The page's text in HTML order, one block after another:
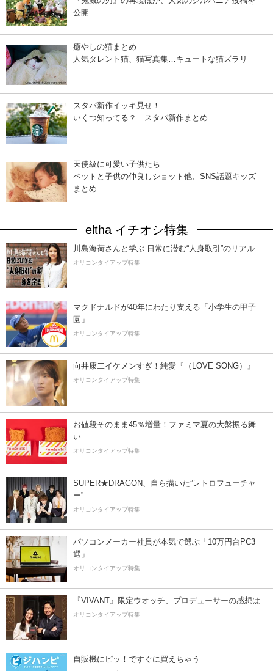
公開
癒やしの猫まとめ
人気タレント猫、猫写真集…キュートな猫ズラリ
スタバ新作イッキ見せ！
いくつ知ってる？ スタバ新作まとめ
天使級に可愛い子供たち
ペットと子供の仲良しショット他、SNS話題キッズ
まとめ
eltha イチオシ特集
川島海荷さんと学ぶ 日常に潜む“人身取引”のリアル
オリコンタイアップ特集
マクドナルドが40年にわたり支える「小学生の甲子
園」
オリコンタイアップ特集
向井康二イケメンすぎ！純愛『（LOVE SONG）』
オリコンタイアップ特集
お値段そのまま45％増量！ファミマ夏の大盤振る舞
い
オリコンタイアップ特集
SUPER★DRAGON、自ら描いた”レトロフューチャ
ー”
オリコンタイアップ特集
パソコンメーカー社員が本気で選ぶ「10万円台PC3
選」
オリコンタイアップ特集
『VIVANT』限定ウオッチ、プロデューサーの感想は
オリコンタイアップ特集
自販機にピッ！ですぐに買えちゃう